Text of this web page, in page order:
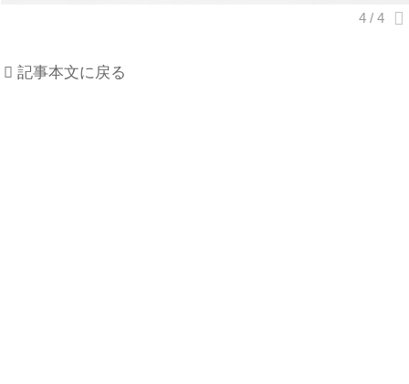
記事本文に戻る